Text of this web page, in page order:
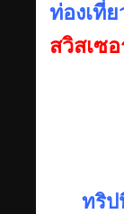
ท่องเที่
สวิสเซ
ทริปนี้